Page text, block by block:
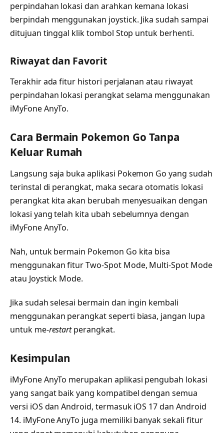
perpindahan lokasi dan arahkan kemana lokasi
berpindah menggunakan joystick. Jika sudah sampai
ditujuan tinggal klik tombol Stop untuk berhenti.
Riwayat dan Favorit
Terakhir ada fitur histori perjalanan atau riwayat
perpindahan lokasi perangkat selama menggunakan
iMyFone AnyTo.
Cara Bermain Pokemon Go Tanpa
Keluar Rumah
Langsung saja buka aplikasi Pokemon Go yang sudah
terinstal di perangkat, maka secara otomatis lokasi
perangkat kita akan berubah menyesuaikan dengan
lokasi yang telah kita ubah sebelumnya dengan
iMyFone AnyTo.
Nah, untuk bermain Pokemon Go kita bisa
menggunakan fitur Two-Spot Mode, Multi-Spot Mode
atau Joystick Mode.
Jika sudah selesai bermain dan ingin kembali
menggunakan perangkat seperti biasa, jangan lupa
untuk me-restartperangkat.
Kesimpulan
iMyFone AnyTo merupakan aplikasi pengubah lokasi
yang sangat baik yang kompatibel dengan semua
versi iOS dan Android, termasuk iOS 17 dan Android
14. iMyFone AnyTo juga memiliki banyak sekali fitur